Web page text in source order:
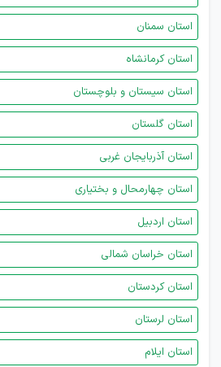
استان سمنان
استان کرمانشاه
استان سیستان و بلوچستان
استان گلستان
استان آذربایجان غربی
استان چهارمحال و بختیاری
استان اردبیل
استان خراسان شمالی
استان کردستان
استان لرستان
استان ایلام